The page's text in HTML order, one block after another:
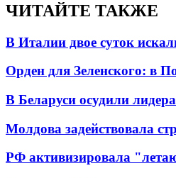
ЧИТАЙТЕ ТАКЖЕ
В Италии двое суток
Орден для Зеленского: в
В Беларуси осудили
Молдова задействовала
РФ активизировала